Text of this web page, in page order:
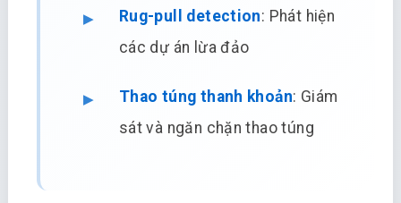
Rug-pull detection: Phát hiện
các dự án lừa đảo
Thao túng thanh khoản: Giám
sát và ngăn chặn thao túng